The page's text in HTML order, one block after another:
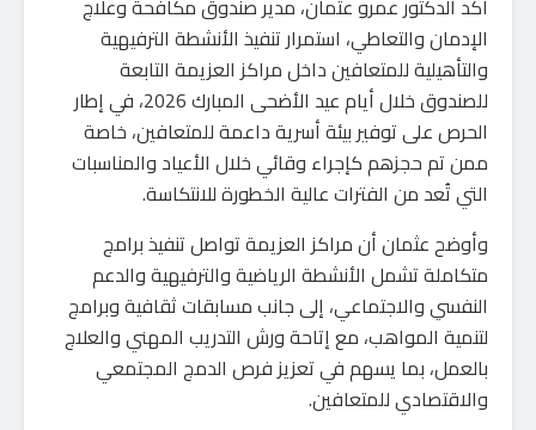
أكد الدكتور عمرو عثمان، مدير صندوق مكافحة وعلاج
الإدمان والتعاطي، استمرار تنفيذ الأنشطة الترفيهية
والتأهيلية للمتعافين داخل مراكز العزيمة التابعة
للصندوق خلال أيام عيد الأضحى المبارك 2026، في إطار
الحرص على توفير بيئة أسرية داعمة للمتعافين، خاصة
ممن تم حجزهم كإجراء وقائي خلال الأعياد والمناسبات
التي تُعد من الفترات عالية الخطورة للانتكاسة.
وأوضح عثمان أن مراكز العزيمة تواصل تنفيذ برامج
متكاملة تشمل الأنشطة الرياضية والترفيهية والدعم
النفسي والاجتماعي، إلى جانب مسابقات ثقافية وبرامج
لتنمية المواهب، مع إتاحة ورش التدريب المهني والعلاج
بالعمل، بما يسهم في تعزيز فرص الدمج المجتمعي
والاقتصادي للمتعافين.